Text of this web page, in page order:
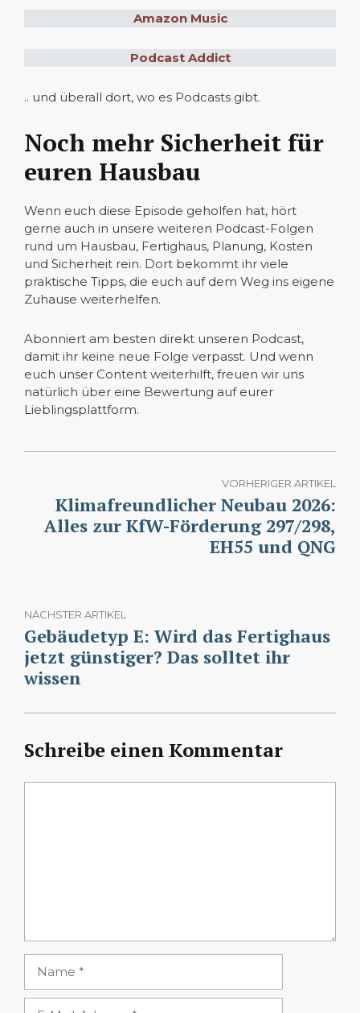
Amazon Music
Podcast Addict
.. und überall dort, wo es Podcasts gibt.
Noch mehr Sicherheit für
euren Hausbau
Wenn euch diese Episode geholfen hat, hört
gerne auch in unsere weiteren Podcast-Folgen
rund um Hausbau, Fertighaus, Planung, Kosten
und Sicherheit rein. Dort bekommt ihr viele
praktische Tipps, die euch auf dem Weg ins eigene
Zuhause weiterhelfen.
Abonniert am besten direkt unseren Podcast,
damit ihr keine neue Folge verpasst. Und wenn
euch unser Content weiterhilft, freuen wir uns
natürlich über eine Bewertung auf eurer
Lieblingsplattform.
VORHERIGER ARTIKEL
Klimafreundlicher Neubau 2026:
Alles zur KfW-Förderung 297/298,
EH55 und QNG
NÄCHSTER ARTIKEL
Gebäudetyp E: Wird das Fertighaus
jetzt günstiger? Das solltet ihr
wissen
Schreibe einen Kommentar